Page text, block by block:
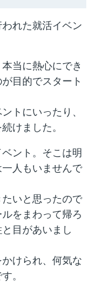
れた就活イベン
当に熱心にでき
目的でスタート
トにいったり、
けました。
ント。そこは明
人もいませんで
いと思ったので
をまわって帰ろ
目があいまし
かけられ、何気な
。